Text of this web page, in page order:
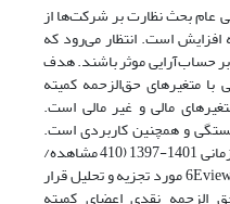
بحث نظارت بر شرکت‌ها از
است. انتظار می‌رود که
حساب‌آرایی موثر باشند. هدف
متغیرهای حق‌الزحمه کمیته
مالی و غیر مالی است.
و همچنین کاربردی است.
اطلاعات مربوط به 84 شرکت در دوره زمانی 1401-1397 (410 مشاهده/
سال – شرکت) با نرم‌افزار 18Spss و 6Eviews مورد تجزیه و تحلیل قرار